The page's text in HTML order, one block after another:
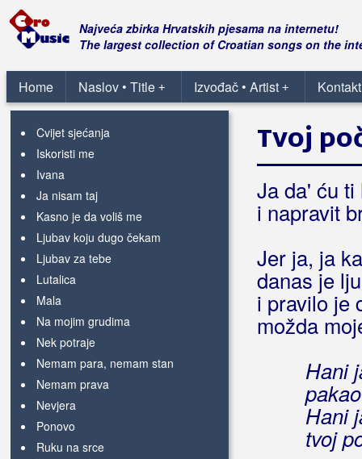
Najveća zbirka Hrvatskih pjesama na internetu!
The largest collection of Croatian songs on the
Home +
Naslov • Title +
Izvođač • Artist
Azil
Ako ljubav postoji
Cara mia zmija
Cvijet sjećanja
Iskoristi me
Ivana
Ja nisam taj
Kasno je da voliš me
Ljubav koju dugo čekam
Ljubav za tebe
Lutalica
Mala
Na mojim grudima
Nek potraje
Nemam para, nemam stan
Nemam prava
Nevjera
Ponovo
Ruku na srce
Tvoj
Ja da' ću
i napravit
Jer ja, ja
danas je
i pravilo je
možda
Hani
Hani
tvoj